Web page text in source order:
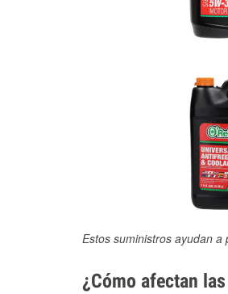
Estos suministros ayudan
¿Cómo afectan